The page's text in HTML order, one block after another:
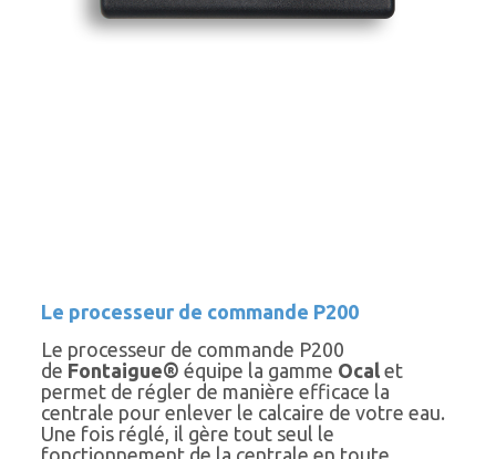
Le processeur de commande P200
Le processeur de commande P200
de Fontaigue® équipe la gamme Ocalet
permet de régler de manière efficace la
centrale pour enlever le calcaire de votre eau.
Une fois réglé, il gère tout seul le
fonctionnement de la centrale en toute